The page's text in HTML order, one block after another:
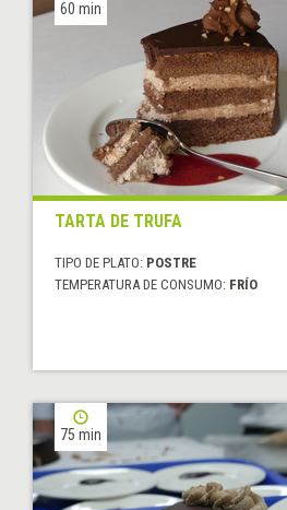
60 min
TARTA DE TRUFA
TIPO DE PLATO: POSTRE
TEMPERATURA DE CONSUMO: FRÍO
75 min